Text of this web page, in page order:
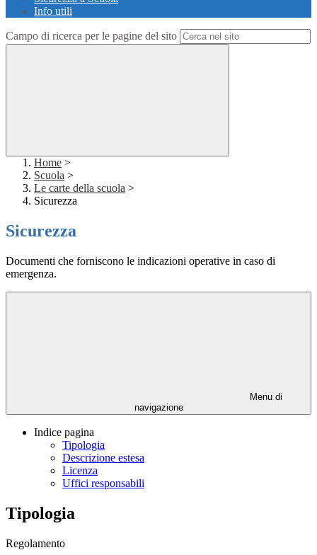
Info utili
Campo di ricerca per le pagine del sito
Home >
Scuola >
Le carte della scuola >
Sicurezza
Sicurezza
Documenti che forniscono le indicazioni operative in caso di
emergenza.
Menu di
navigazione
Indice pagina
Tipologia
Descrizione estesa
Licenza
Uffici responsabili
Tipologia
Regolamento